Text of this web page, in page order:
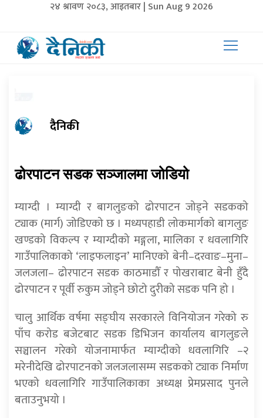
२४ श्रावण २०८३, आइतबार | Sun Aug 9 2026
दैनिकी
ढोरपाटन सडक सञ्जालमा जोडियो
म्याग्दी । म्याग्दी र बागलुङको ढोरपाटन जोड्ने सडकको
ट्याक (मार्ग) जोडिएको छ । मध्यपहाडी लोकमार्गको बागलुङ
खण्डको विकल्प र म्याग्दीको मङ्गला, मालिका र धवलागिरि
गाउँपालिकाको ‘लाइफलाइन’ मानिएको बेनी–दरवाङ–मुना–
जलजला– ढोरपाटन सडक काठमाडौँ र पोखराबाट बेनी हुँदै
ढोरपाटन र पूर्वी रुकुम जोड्ने छोटो दुरीको सडक पनि हो ।
चालु आर्थिक वर्षमा सङ्घीय सरकारले विनियोजन गरेको रु
पाँच करोड बजेटबाट सडक डिभिजन कार्यालय बागलुङले
सञ्चालन गरेको योजनामार्फत म्याग्दीको धवलागिरि –२
मरेनीदेखि ढोरपाटनको जलजलासम्म सडकको ट्याक निर्माण
भएको धवलागिरि गाउँपालिकाका अध्यक्ष प्रेमप्रसाद पुनले
बताउनुभयो ।